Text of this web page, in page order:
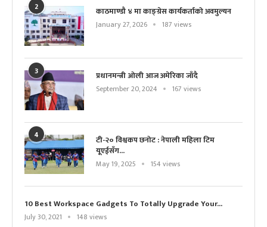
2 काठमाण्डौ ४ मा काङ्ग्रेस कार्यकर्ताको अवमुल्यन
January 27, 2026 187 views
3 प्रधानमन्त्री ओली आज अमेरिका जाँदै
September 20, 2024 167 views
4
टी-२० विश्वकप छनोट : नेपाली महिला टिम
यूएईसँग...
May 19, 2025 154 views
10 Best Workspace Gadgets To Totally Upgrade Your...
July 30, 2021 148 views